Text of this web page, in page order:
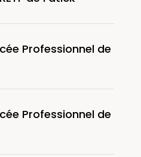
Professionnel de
Professionnel de